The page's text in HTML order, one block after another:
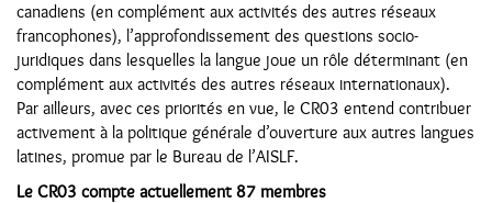
canadiens (en complément aux activités des autres réseaux
francophones), l’approfondissement des questions socio-
juridiques dans lesquelles la langue joue un rôle déterminant (en
complément aux activités des autres réseaux internationaux).
Par ailleurs, avec ces priorités en vue, le CR03 entend contribuer
activement à la politique générale d’ouverture aux autres langues
latines, promue par le Bureau de l’AISLF.
Le CR03 compte actuellement 87 membres